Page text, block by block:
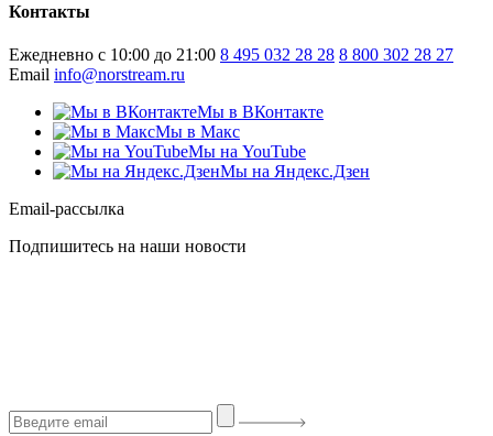
Контакты
Ежедневно с 10:00 до 21:00 8 495 032 28 28 8 800 302 28 27
Email info@norstream.ru
Мы в ВКонтакте
Мы в Макс
Мы на YouTube
Мы на Яндекс.Дзен
Email-рассылка
Подпишитесь на наши новости